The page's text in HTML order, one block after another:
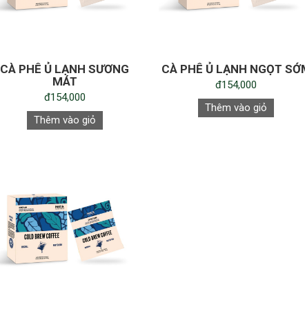
CÀ PHÊ Ủ LẠNH SƯƠNG
MÁT
đ154,000
Thêm vào giỏ
CÀ PHÊ Ủ LẠNH NGỌT
đ154,000
Thêm vào giỏ